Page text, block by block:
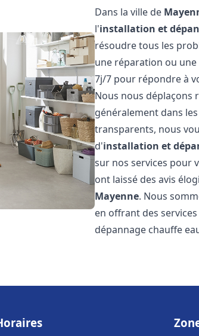
Dans la ville de
l'installation et
résoudre tous les
une réparation ou
7j/7 pour répondre à
Nous nous déplaçons
généralement dans
transparents, nous
d'installation et
sur nos services pour
ont laissé des avis
Mayenne. Nous
en offrant des
dépannage chauffe